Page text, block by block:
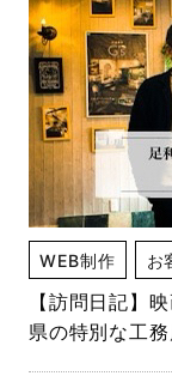
WEB制作 お
【訪問日記】
県の特別な工